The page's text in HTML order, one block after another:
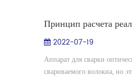
Принцип расчета
2022-07-19
Аппарат для сварки
свариваемого волокна, но